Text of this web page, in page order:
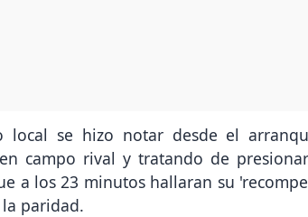
local se hizo notar desde el
campo rival y tratando de
a los 23 minutos hallaran su
paridad.